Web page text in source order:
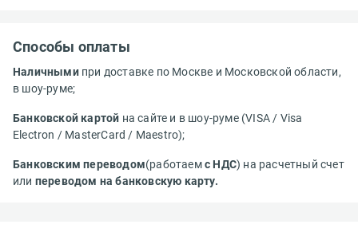
Способы оплаты
Наличнымипри доставке по Москве и Московской области,
в шоу-руме;
Банковской картой на сайте и в шоу-руме (VISA / Visa
Electron / MasterCard / Maestro);
Банковским переводом(работаемс НДС) на расчетный счет
или переводом на банковскую карту.